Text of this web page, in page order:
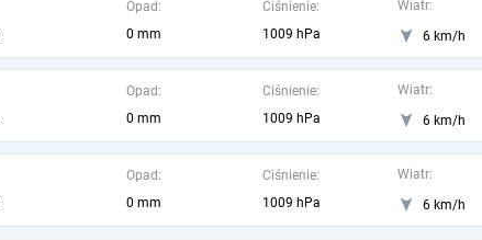
Opad:
0 mm
Ciśnienie:
1009 hPa
Wiatr:
6 km/h
Opad:
0 mm
Ciśnienie:
1009 hPa
Wiatr:
6 km/h
Opad:
0 mm
Ciśnienie:
1009 hPa
Wiatr:
6 km/h